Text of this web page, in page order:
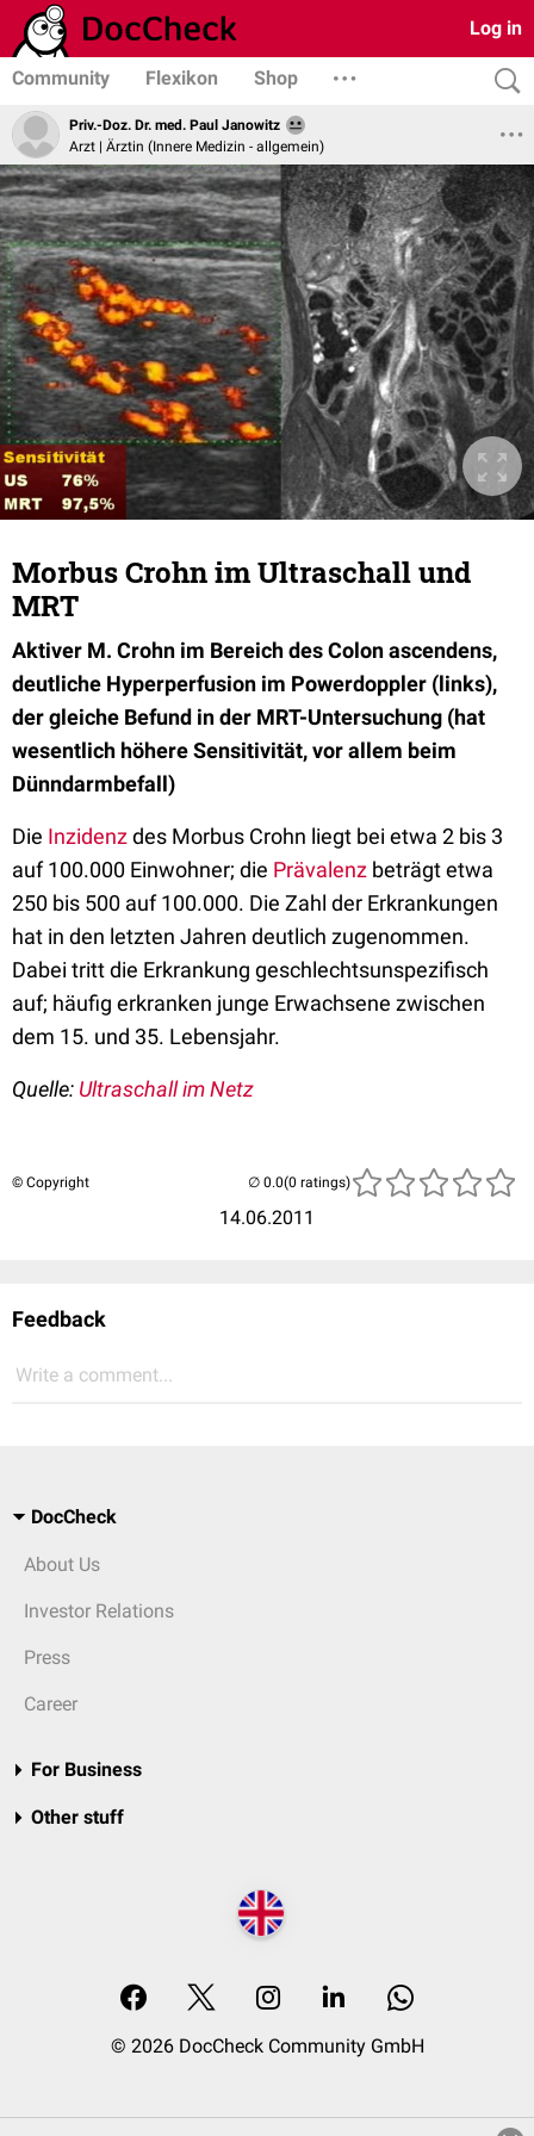
Log in
Community Flexikon Shop
Priv.-Doz. Dr. med. Paul Janowitz
Arzt | Ärztin (Innere Medizin - allgemein)
Morbus Crohn im Ultraschall und
MRT
Aktiver M. Crohn im Bereich des Colon ascendens,
deutliche Hyperperfusion im Powerdoppler (links),
der gleiche Befund in der MRT-Untersuchung (hat
wesentlich höhere Sensitivität, vor allem beim
Dünndarmbefall)
Die Inzidenzdes Morbus Crohn liegt bei etwa 2 bis 3
auf 100.000 Einwohner; die Prävalenz beträgt etwa
250 bis 500 auf 100.000. Die Zahl der Erkrankungen
hat in den letzten Jahren deutlich zugenommen.
Dabei tritt die Erkrankung geschlechtsunspezifisch
auf; häufig erkranken junge Erwachsene zwischen
dem 15. und 35. Lebensjahr.
Quelle: Ultraschall im Netz
© Copyright
14.06.2011
(0 ratings)
Feedback
Write a comment...
DocCheck
About Us
Investor Relations
Press
Career
For Business
Other stuff
© 2026 DocCheck Community GmbH